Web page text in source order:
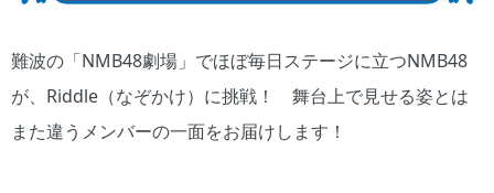
難波の「NMB48劇場」でほぼ毎日ステージに立つNMB48
が、Riddle（なぞかけ）に挑戦！ 舞台上で見せる姿とは
また違うメンバーの一面をお届けします！